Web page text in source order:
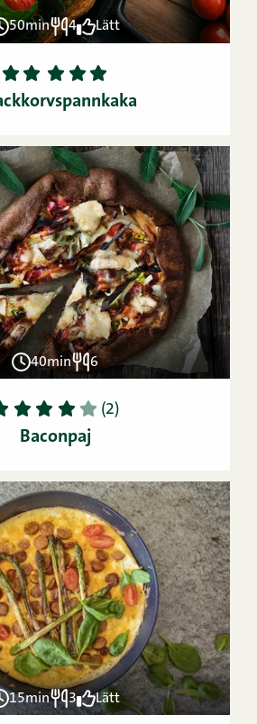
50min 4 Lätt
1 2 3 4
5
40min 6
2 3 4 5 (2)
Baconpaj
15min 3 Lätt